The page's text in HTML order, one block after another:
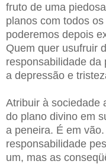
fruto de uma
planos com todos
poderemos depois
Quem quer usufruir
responsabilidade da
a depressão e
Atribuir à sociedade
do plano divino em
a peneira. É em
responsabilidade
um, mas as